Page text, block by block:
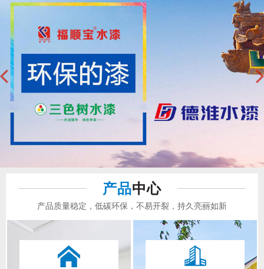
产品中心
产品质量稳定，低碳环保，不易开裂，持久亮丽如新